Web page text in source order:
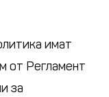
имат
от Регламент
за